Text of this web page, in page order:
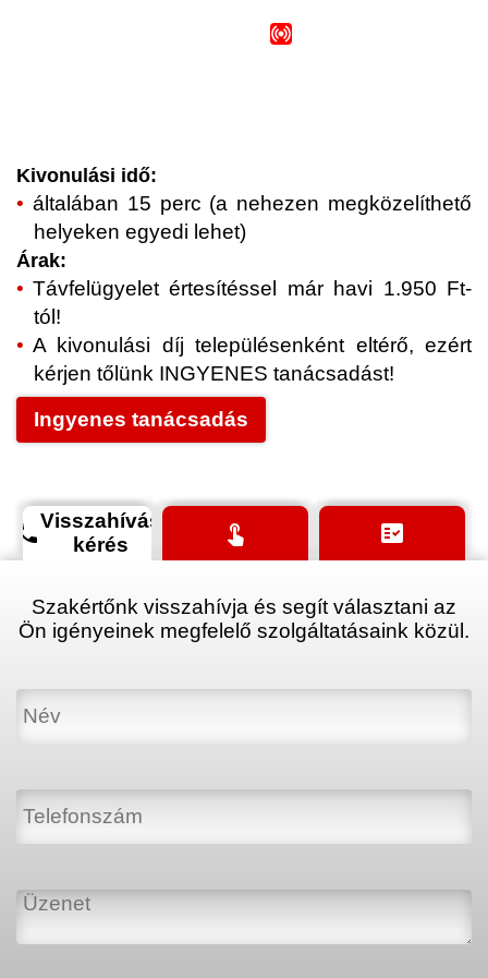
Kivonulási idő:
általában 15 perc (a nehezen megközelíthető
helyeken egyedi lehet)
Árak:
Távfelügyelet értesítéssel már havi 1.950 Ft-
tól!
A kivonulási díj településenként eltérő, ezért
kérjen tőlünk INGYENES tanácsadást!
Ingyenes tanácsadás
phoneVisszahívás
kérés
touch_app fact_check
Szakértőnk visszahívja és segít választani az
Ön igényeinek megfelelő szolgáltatásaink közül.